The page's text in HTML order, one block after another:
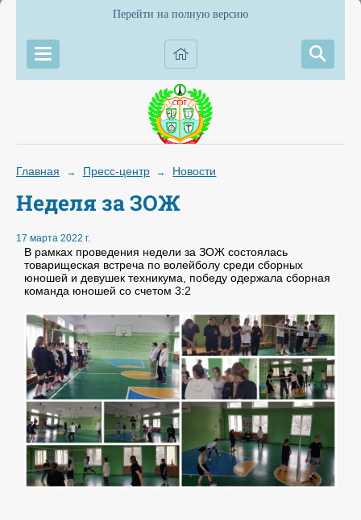
Перейти на полную версию
Главная → Пресс-центр → Новости
Неделя за ЗОЖ
17 марта 2022 г.
В рамках проведения недели за ЗОЖ состоялась
товарищеская встреча по волейболу среди сборных
юношей и девушек техникума, победу одержала сборная
команда юношей со счетом 3:2